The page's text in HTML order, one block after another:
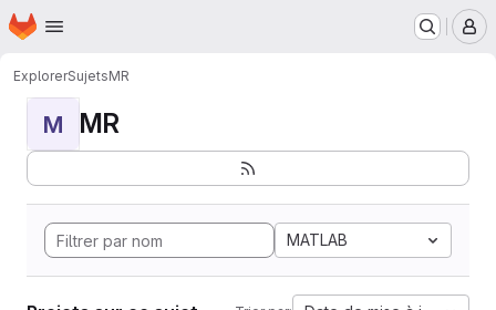
Passer au contenu principal
Page d'accueil
ExplorerSujetsMR
M MR
MATLAB